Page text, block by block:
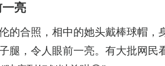
亮
的合照，相中的她头戴棒球帽
腿，令人眼前一亮。有大批网民